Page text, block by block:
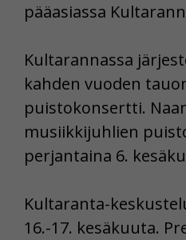
pääasiassa
Kultarannassa
kahden vuoden
puistokonsertti.
musiikkijuhlien
perjantaina 6.
Kultaranta-
16.-17. kesäkuuta.